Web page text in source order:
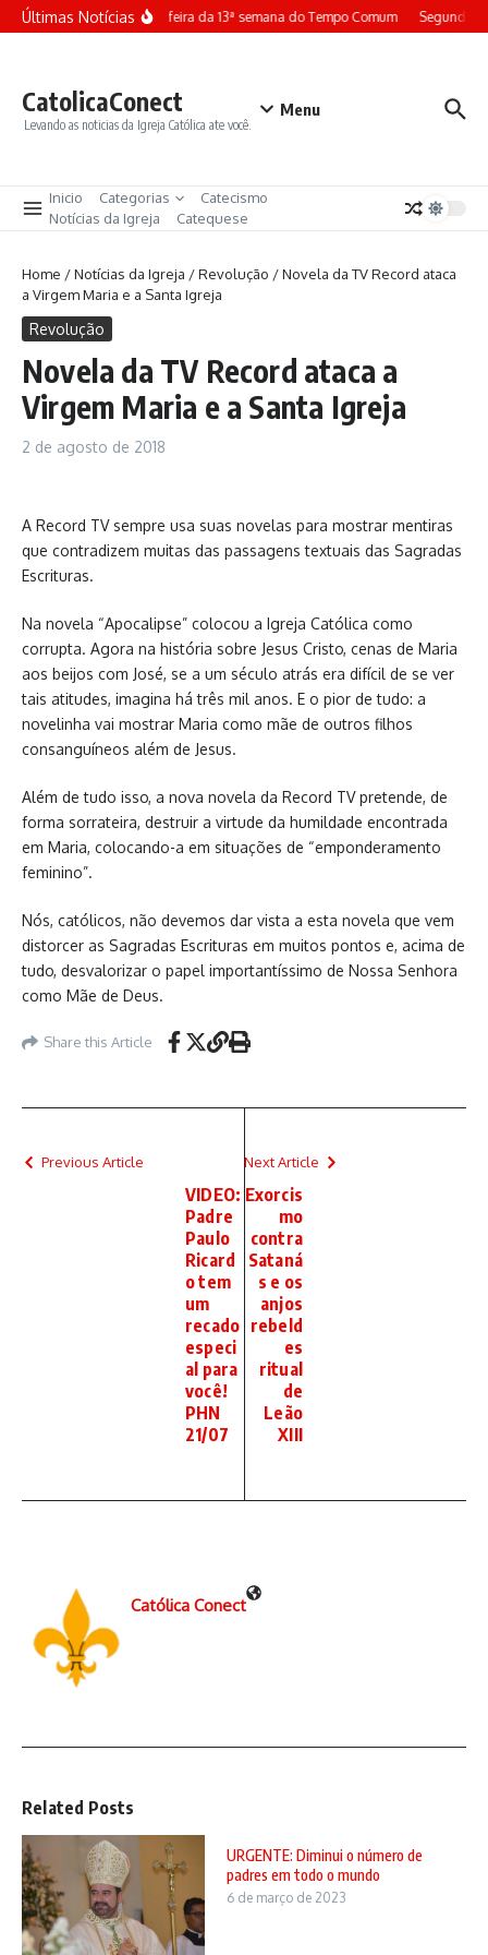
Ir para o conteúdo
Últimas NotíciasTerça-feira da 13ª semana do Tempo Comum Segunda-
CatolicaConect
Levando as noticias da Igreja Católica ate você.
Menu
Inicio Categorias
Catecismo
Notícias da Igreja
Catequese
Home /Notícias da Igreja /Revolução /Novela da TV Record ataca
a Virgem Maria e a Santa Igreja
Revolução
Novela da TV Record ataca a
Virgem Maria e a Santa Igreja
2 de agosto de 2018
A Record TV sempre usa suas novelas para mostrar mentiras
que contradizem muitas das passagens textuais das Sagradas
Escrituras.
Na novela “Apocalipse” colocou a Igreja Católica como
corrupta. Agora na história sobre Jesus Cristo, cenas de Maria
aos beijos com José, se a um século atrás era difícil de se ver
tais atitudes, imagina há três mil anos. E o pior de tudo: a
novelinha vai mostrar Maria como mãe de outros filhos
consanguíneos além de Jesus.
Além de tudo isso, a nova novela da Record TV pretende, de
forma sorrateira, destruir a virtude da humildade encontrada
em Maria, colocando-a em situações de “emponderamento
feminino”.
Nós, católicos, não devemos dar vista a esta novela que vem
distorcer as Sagradas Escrituras em muitos pontos e, acima de
tudo, desvalorizar o papel importantíssimo de Nossa Senhora
como Mãe de Deus.
Share this Article
Previous Article
VIDEO:
Padre
Paulo
Ricard
o tem
um
recado
especi
al para
você!
PHN
21/07
Next Article
Exorcis
mo
contra
Sataná
s e os
anjos
rebeld
es
ritual
de
Leão
XIII
Católica Conect
Related Posts
URGENTE: Diminui o número de
padres em todo o mundo
6 de março de 2023